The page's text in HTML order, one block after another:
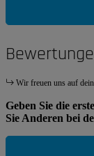
Wir freuen uns auf
Geben Sie die
Sie Anderen bei